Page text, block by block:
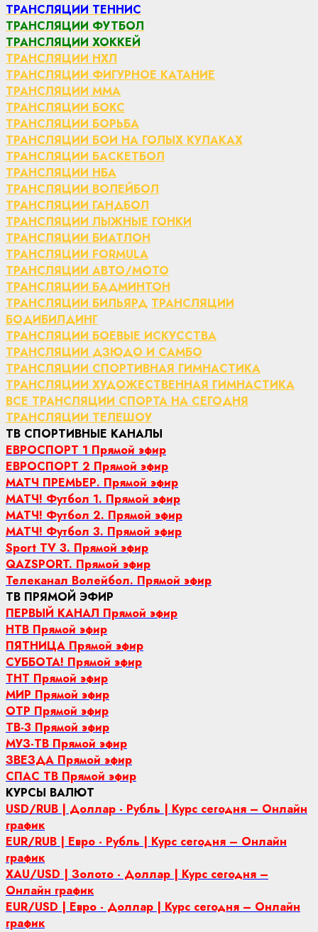
ТРАНСЛЯЦИИ ТЕННИС
ТРАНСЛЯЦИИ ФУТБОЛ
ТРАНСЛЯЦИИ ХОККЕЙ
ТРАНСЛЯЦИИ НХЛ
ТРАНСЛЯЦИИ ФИГУРНОЕ КАТАНИЕ
ТРАНСЛЯЦИИ ММА
ТРАНСЛЯЦИИ БОКС
ТРАНСЛЯЦИИ БОРЬБА
ТРАНСЛЯЦИИ БОИ НА ГОЛЫХ КУЛАКАХ
ТРАНСЛЯЦИИ БАСКЕТБОЛ
ТРАНСЛЯЦИИ НБА
ТРАНСЛЯЦИИ ВОЛЕЙБОЛ
ТРАНСЛЯЦИИ ГАНДБОЛ
ТРАНСЛЯЦИИ ЛЫЖНЫЕ ГОНКИ
ТРАНСЛЯЦИИ БИАТЛОН
ТРАНСЛЯЦИИ FORMULA
ТРАНСЛЯЦИИ АВТО/МОТО
ТРАНСЛЯЦИИ БАДМИНТОН
ТРАНСЛЯЦИИ БИЛЬЯРД ТРАНСЛЯЦИИ
БОДИБИЛДИНГ
ТРАНСЛЯЦИИ БОЕВЫЕ ИСКУССТВА
ТРАНСЛЯЦИИ ДЗЮДО И САМБО
ТРАНСЛЯЦИИ СПОРТИВНАЯ ГИМНАСТИКА
ТРАНСЛЯЦИИ ХУДОЖЕСТВЕННАЯ ГИМНАСТИКА
ВСЕ ТРАНСЛЯЦИИ СПОРТА НА СЕГОДНЯ
ТРАНСЛЯЦИИ ТЕЛЕШОУ
ТВ СПОРТИВНЫЕ КАНАЛЫ
ЕВРОСПОРТ 1 Прямой эфир
ЕВРОСПОРТ 2 Прямой эфир
МАТЧ ПРЕМЬЕР. Прямой эфир
МАТЧ! Футбол 1. Прямой эфир
МАТЧ! Футбол 2. Прямой эфир
МАТЧ! Футбол 3. Прямой эфир
Sport TV 3. Прямой эфир
QAZSPORT. Прямой эфир
Телеканал Волейбол. Прямой эфир
ТВ ПРЯМОЙ ЭФИР
ПЕРВЫЙ КАНАЛ Прямой эфир
НТВ Прямой эфир
ПЯТНИЦА Прямой эфир
СУББОТА! Прямой эфир
ТНТ Прямой эфир
МИР Прямой эфир
ОТР Прямой эфир
ТВ-3 Прямой эфир
МУЗ-ТВ Прямой эфир
ЗВЕЗДА Прямой эфир
СПАС ТВ Прямой эфир
КУРСЫ ВАЛЮТ
USD/RUB | Доллар - Рубль | Курс сегодня – Онлайн
график
EUR/RUB | Евро - Рубль | Курс сегодня – Онлайн
график
XAU/USD | Золото - Доллар | Курс сегодня –
Онлайн график
EUR/USD | Евро - Доллар | Курс сегодня – Онлайн
график